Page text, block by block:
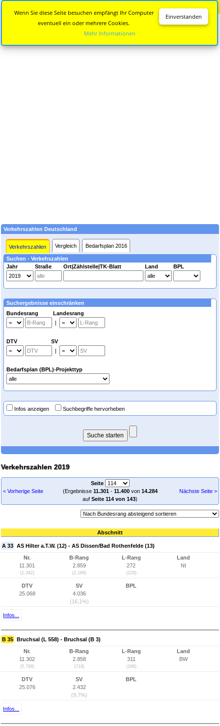
Verkehrszahlen Deutschland
Verkehrszahlen Vergleich Bedarfsplan 2016
Suchen - Verkehszahlen
Jahr
Straße Ort|Zählstelle|TK-Blatt Land BPL
Suchergebnisse einschränken
Bundesrang Landesrang
|
DTV SV
|
Bedarfsplan (BPL)-Projekttyp
Infos anzeigen Suchbegriffe hervorheben
Verkehrszahlen 2019
< Vorherige Seite
Seite
(Ergebnisse 11.301- 11.400von 14.284
auf Seite 114 von 143)
Nächste Seite >
Abschnitt
A 33 AS Hilter a.T.W. (12) - AS Dissen/Bad Rothenfelde (13)
Nr.
11.301
(1.342)
B-Rang
2.859
(2.166)
L-Rang
272
(229)
Land
NI
DTV
25.068
SV
4.036
(16,1%)
BPL
Infos...
B 35 Bruchsal (L 558) - Bruchsal (B 3)
Nr.
11.302
(5.799)
B-Rang
2.858
(718)
L-Rang
311
(166)
Land
BW
DTV
25.076
SV
2.432
(9,7%)
BPL
Infos...
Einverstanden
Wenn Sie diese Seite besuchen empfängt Ihr Computer
eventuell ein oder mehrere Cookies.
Mehr Informationen